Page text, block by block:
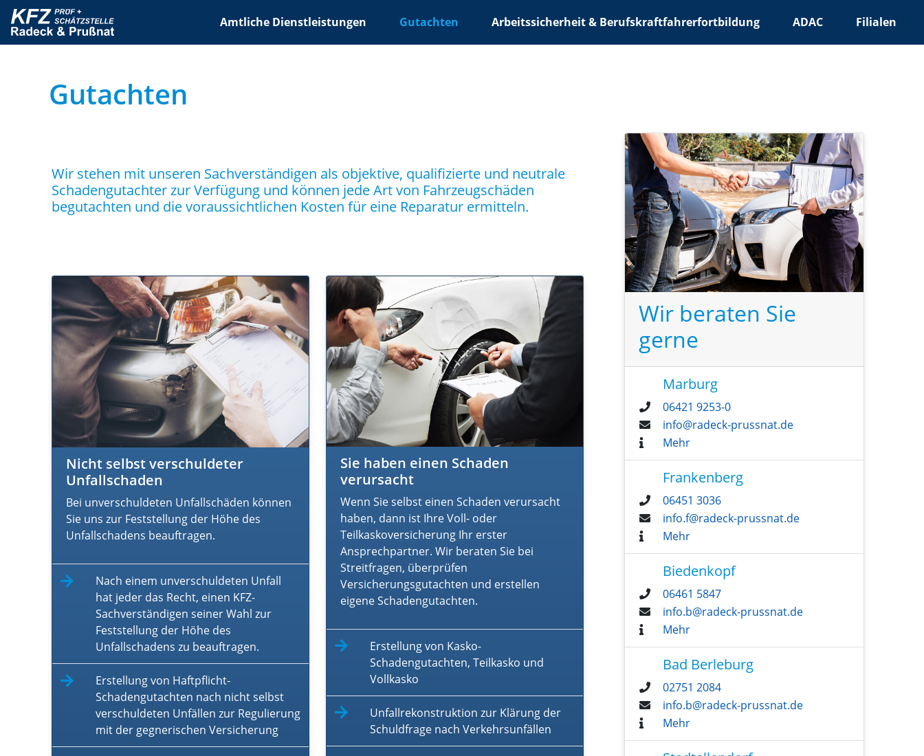
Amtliche Dienstleistungen Gutachten Arbeitssicherheit & Berufskraftfahrerfortbildung ADAC Filialen
Gutachten
Wir stehen mit unseren Sachverständigen als objektive, qualifizierte und neutrale
Schadengutachter zur Verfügung und können jede Art von Fahrzeugschäden
begutachten und die voraussichtlichen Kosten für eine Reparatur ermitteln.
Nicht selbst verschuldeter
Unfallschaden
Bei unverschuldeten Unfallschäden können
Sie uns zur Feststellung der Höhe des
Unfallschadens beauftragen.
Nach einem unverschuldeten Unfall
hat jeder das Recht, einen KFZ-
Sachverständigen seiner Wahl zur
Feststellung der Höhe des
Unfallschadens zu beauftragen.
Erstellung von Haftpflicht-
Schadengutachten nach nicht selbst
verschuldeten Unfällen zur Regulierung
mit der gegnerischen Versicherung
Sie haben einen Schaden
verursacht
Wenn Sie selbst einen Schaden verursacht
haben, dann ist Ihre Voll- oder
Teilkaskoversicherung Ihr erster
Ansprechpartner. Wir beraten Sie bei
Streitfragen, überprüfen
Versicherungsgutachten und erstellen
eigene Schadengutachten.
Erstellung von Kasko-
Schadengutachten, Teilkasko und
Vollkasko
Unfallrekonstruktion zur Klärung der
Schuldfrage nach Verkehrsunfällen
Wir beraten Sie
gerne
Marburg
06421 9253-0
info@radeck-prussnat.de
Mehr
Frankenberg
06451 3036
info.f@radeck-prussnat.de
Mehr
Biedenkopf
06461 5847
info.b@radeck-prussnat.de
Mehr
Bad Berleburg
02751 2084
info.b@radeck-prussnat.de
Mehr